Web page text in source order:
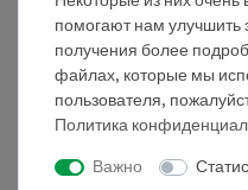
Задачи
Лампочка подключается
амперметром и
тока при закрытии
помогают нам улучшить
получения более
файлах, которые мы
пользователя,
Политика
Важно